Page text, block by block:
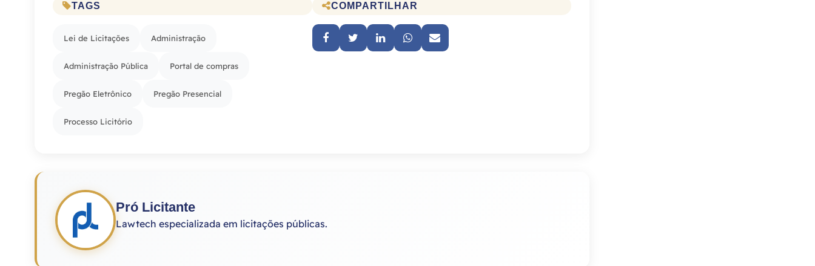
TAGS
Lei de Licitações Administração
Administração Pública Portal de compras
Pregão Eletrônico Pregão Presencial
Processo Licitório
COMPARTILHAR
Pró Licitante
Lawtech especializada em licitações públicas.